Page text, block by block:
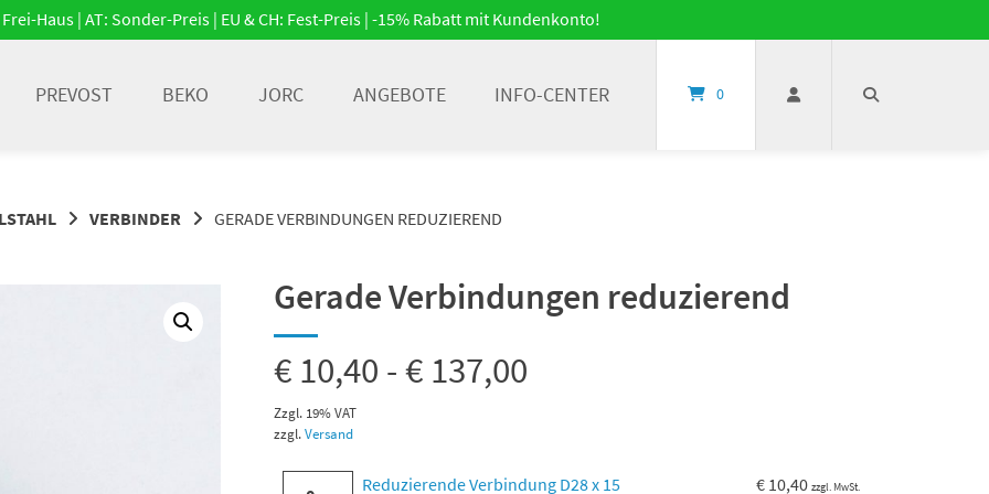
Frei-Haus | AT: Sonder-Preis | EU & CH: Fest-Preis | -15% Rabatt mit Kundenkonto!
PREVOST BEKO JORC ANGEBOTE INFO-CENTER 0
VERBINDER GERADE VERBINDUNGEN REDUZIEREND
Gerade Verbindungen reduzierend
€ 10,40 -€ 137,00
Zzgl. 19% VAT
zzgl.Versand
ReduzierendeReduzierende Verbindung D28 x 15 € 10,40 zzgl. MwSt.